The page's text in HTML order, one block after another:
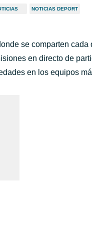
NOTICIAS DEPORT
se comparten
en directo de
en los equipos